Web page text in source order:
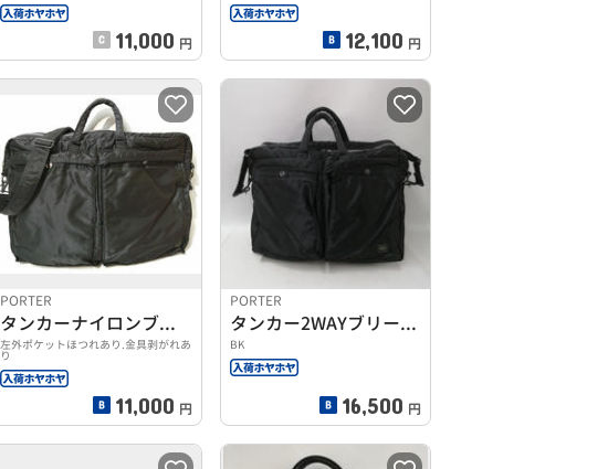
11,000 円 12,100 円
PORTER
タンカーナイロンブリーフケース
左外ポケットほつれあり.金具剥がれあ
り
11,000 円
PORTER
タンカー2WAYブリーフケース
BK
16,500 円